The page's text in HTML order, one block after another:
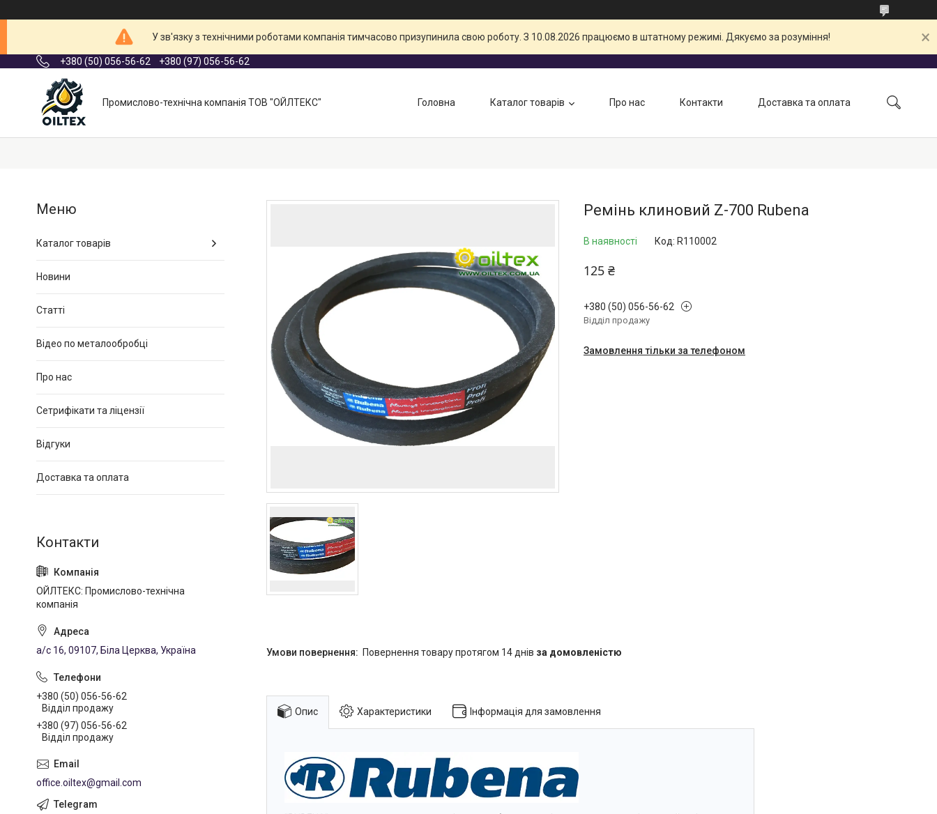
У зв'язку з технічними роботами компанія тимчасово призупинила свою роботу. З 10.08.2026 працюємо в штатному режимі. Дякуємо за розуміння!
+380 (50) 056-56-62 +380 (97) 056-56-62
Промислово-технічна компанія ТОВ "ОЙЛТЕКС" Головна Каталог товарів Про нас Контакти Доставка та оплата
Ремінь клиновий Z-700 Rubena
В наявності Код: R110002
125 ₴
+380 (50) 056-56-62
Відділ продажу
Замовлення тільки за телефоном
повернення товару протягом 14 днів за домовленістю
Опис Характеристики Інформація для замовлення
Каталог товарів
Новини
Статті
Відео по металообробці
Про нас
Сетрифікати та ліцензії
Відгуки
Доставка та оплата
ОЙЛТЕКС: Промислово-технічна
компанія
а/с 16, 09107, Біла Церква, Україна
+380 (50) 056-56-62
Відділ продажу
+380 (97) 056-56-62
Відділ продажу
office.oiltex@gmail.com